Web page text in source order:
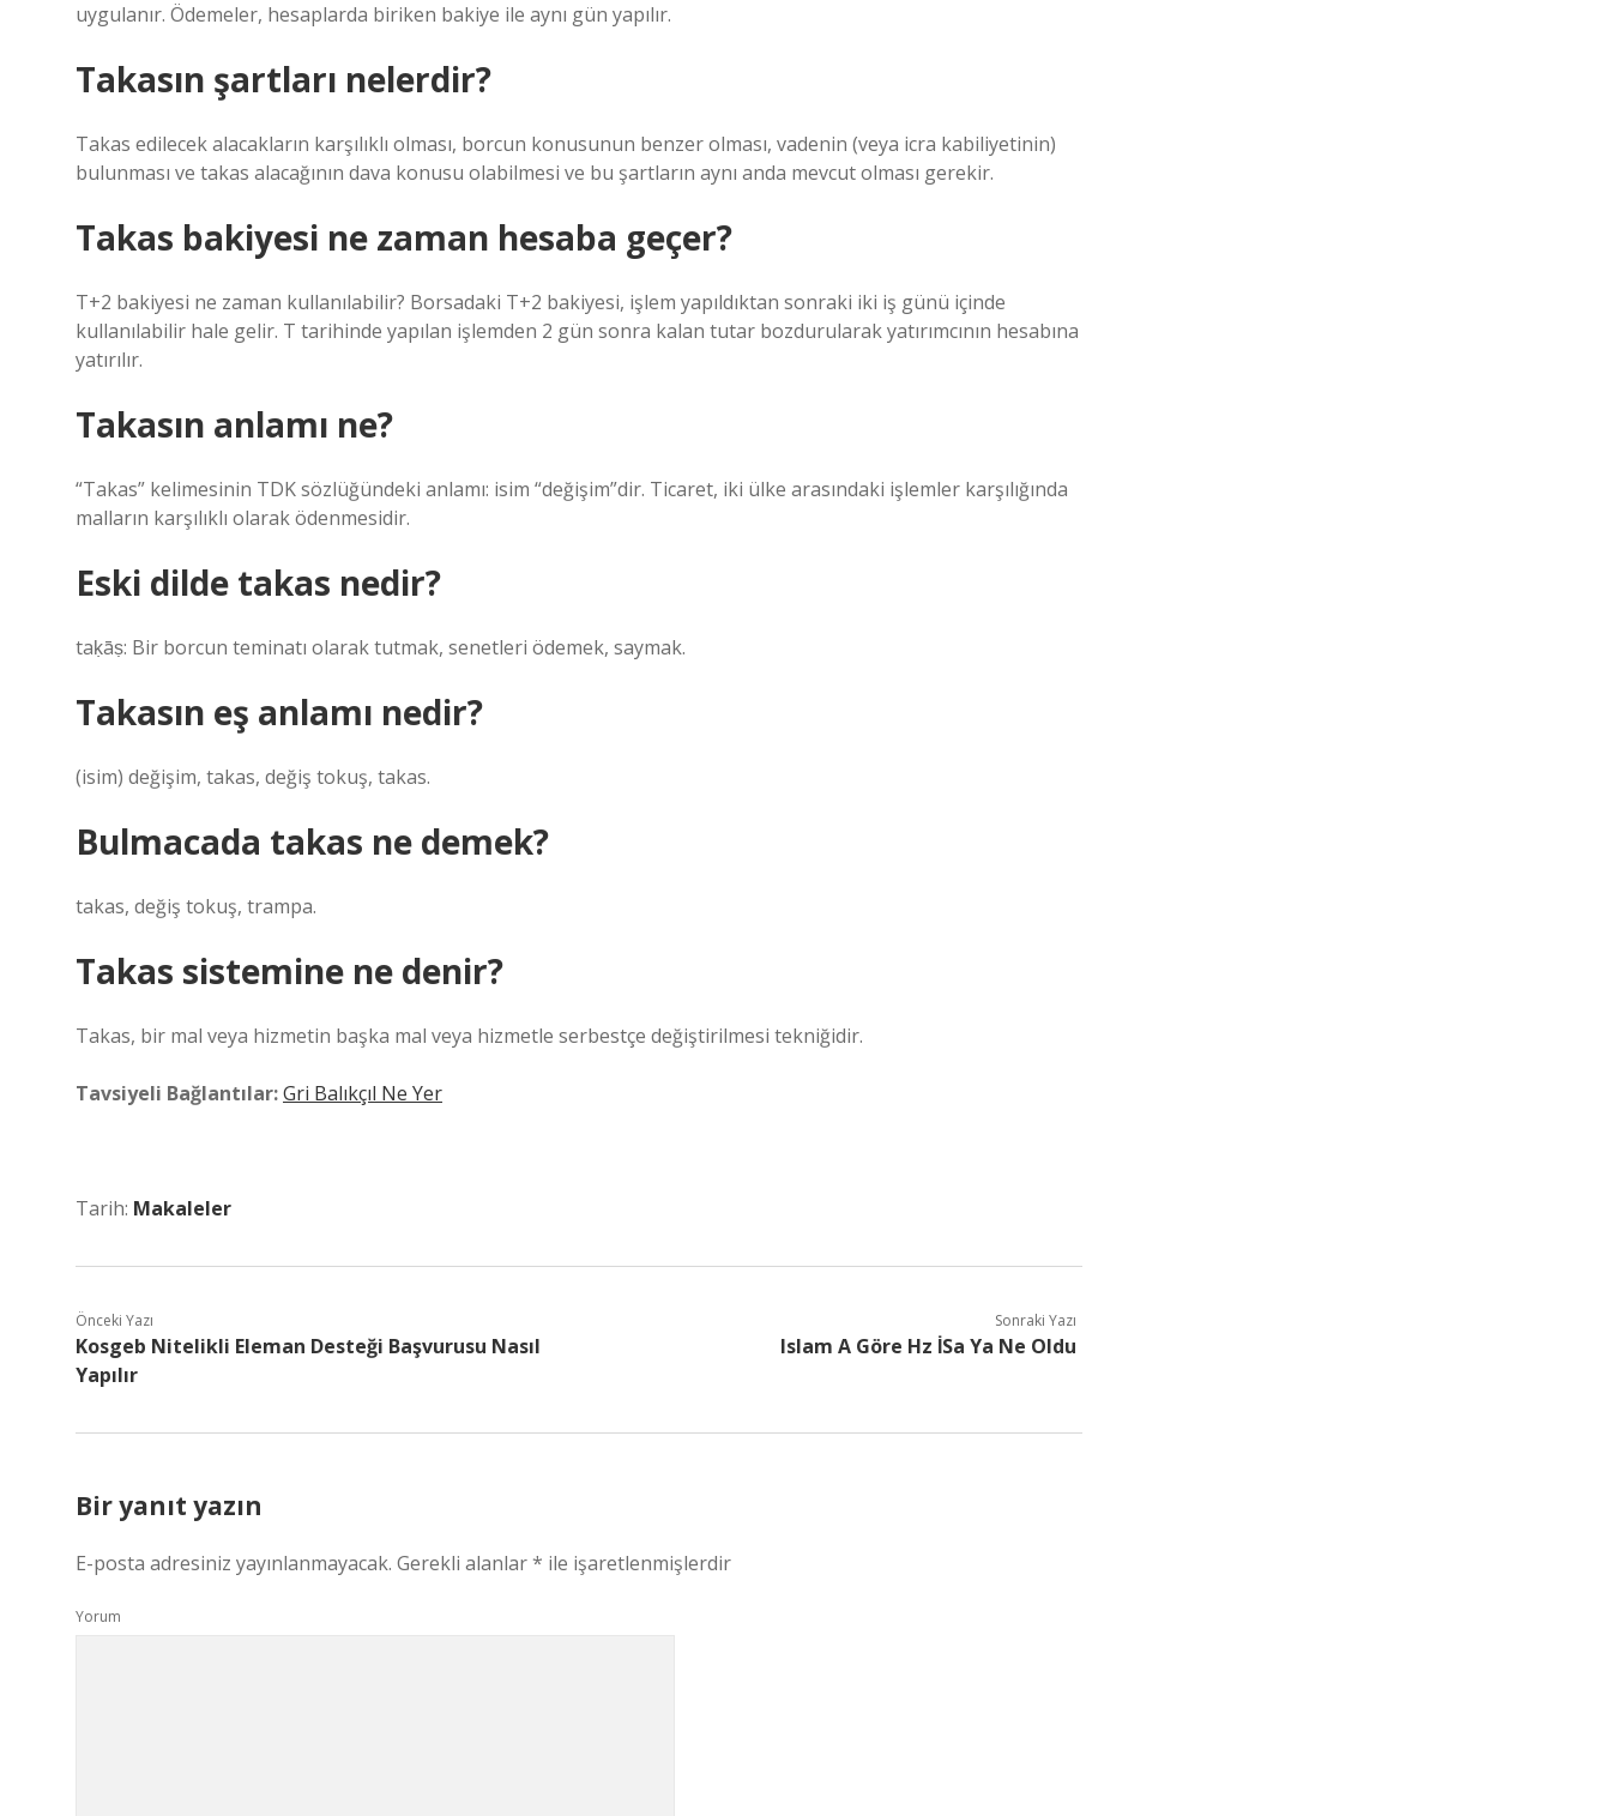
uygulanır. Ödemeler, hesaplarda biriken bakiye ile aynı gün yapılır.
Takasın şartları nelerdir?
Takas edilecek alacakların karşılıklı olması, borcun konusunun benzer olması, vadenin (veya icra kabiliyetinin)
bulunması ve takas alacağının dava konusu olabilmesi ve bu şartların aynı anda mevcut olması gerekir.
Takas bakiyesi ne zaman hesaba geçer?
T+2 bakiyesi ne zaman kullanılabilir? Borsadaki T+2 bakiyesi, işlem yapıldıktan sonraki iki iş günü içinde
kullanılabilir hale gelir. T tarihinde yapılan işlemden 2 gün sonra kalan tutar bozdurularak yatırımcının hesabına
yatırılır.
Takasın anlamı ne?
“Takas” kelimesinin TDK sözlüğündeki anlamı: isim “değişim”dir. Ticaret, iki ülke arasındaki işlemler karşılığında
malların karşılıklı olarak ödenmesidir.
Eski dilde takas nedir?
taḳāṣ: Bir borcun teminatı olarak tutmak, senetleri ödemek, saymak.
Takasın eş anlamı nedir?
(isim) değişim, takas, değiş tokuş, takas.
Bulmacada takas ne demek?
takas, değiş tokuş, trampa.
Takas sistemine ne denir?
Takas, bir mal veya hizmetin başka mal veya hizmetle serbestçe değiştirilmesi tekniğidir.
Tavsiyeli Bağlantılar:Gri Balıkçıl Ne Yer
Tarih: Makaleler
Önceki Yazı
Kosgeb Nitelikli Eleman Desteği Başvurusu Nasıl
Yapılır
Sonraki Yazı
Islam A Göre Hz İSa Ya Ne Oldu
Bir yanıt yazın
E-posta adresiniz yayınlanmayacak. Gerekli alanlar* ile işaretlenmişlerdir
Yorum